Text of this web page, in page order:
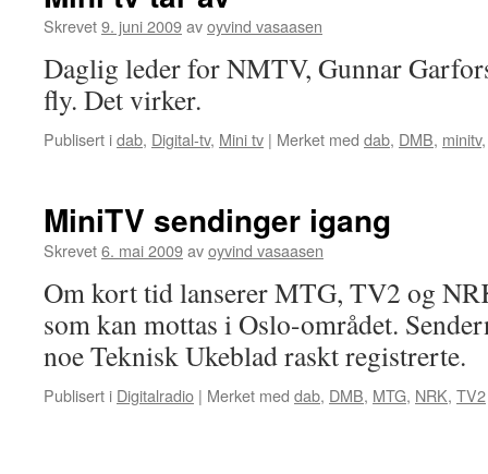
Skrevet9. juni 2009avoyvind vasaasen
Daglig leder for NMTV, Gunnar
fly. Det virker.
Publisert idab, Digital-tv, Mini tv | Merket med dab, DMB, minitv
MiniTV sendinger igang
Skrevet6. mai 2009avoyvind vasaasen
Om kort tid lanserer MTG, TV2 og
som kan mottas i Oslo-området.
noe Teknisk Ukeblad raskt registrerte.
Publisert i Digitalradio | Merket med dab, DMB, MTG, NRK, TV2